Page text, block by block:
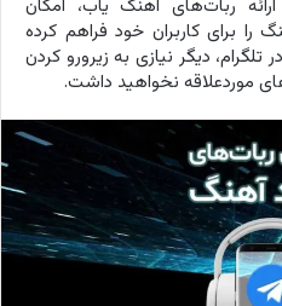
ربات‌های آهنگ یاب، امکان
برای کاربران خود فراهم کرده
دیگر نیازی به زیرورو کردن
موردعلاقه نخواهید داشت.